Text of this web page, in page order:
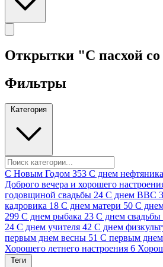
Открытки "С пасхой со
Фильтры
Категория
C Новым Годом 353 C днем
Доброго вечера и хорошего
годовщиной свадьбы 24 С днем ВВС 3
кадровика 18 С днем матери 50 С
299 С днем рыбака 23 С днем свадьбы
24 С днем учителя 42 С днем
первым днем весны 51 С первым
Хорошего летнего настроения 6
Теги